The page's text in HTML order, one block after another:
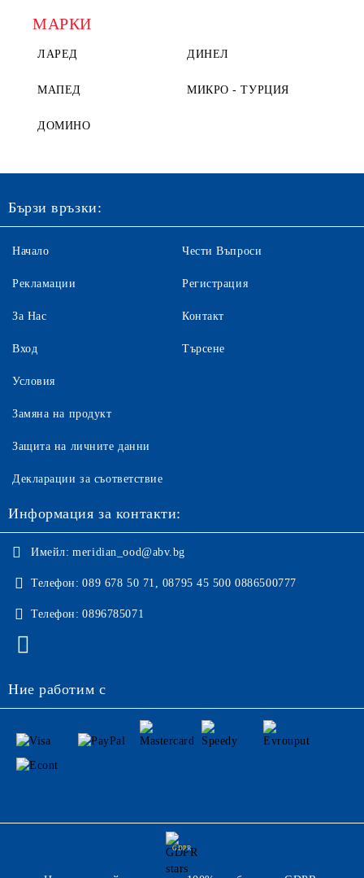
МАРКИ
ЛАРЕД ДИНЕЛ
МАПЕД МИКРО - ТУРЦИЯ
ДОМИНО
Бързи връзки:
Начало
Рекламации
За Нас
Вход
Чести Въпроси
Регистрация
Контакт
Търсене
Условия
Замяна на продукт
Защита на личните данни
Декларации за съответствие
Информация за контакти:
Имейл: meridian_ood@abv.bg
Телефон: 089 678 50 71, 08795 45 500 0886500777
Телефон: 0896785071
Ние работим с
GDPR